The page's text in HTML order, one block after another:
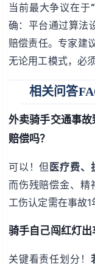
当前最大争议在于
确：平台通过算法
赔偿责任。专家建
无论用工模式，必
相关问答
外卖骑手交通事
赔偿吗？
可以！但 医疗费、
而伤残赔偿金、精
工伤认定需在事故1
骑手自己闯红灯出
关键看责任划分！